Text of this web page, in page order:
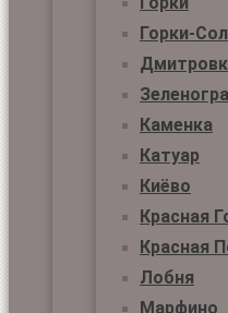
Горки-
Каменка
Катуар
Киёво
Красная
Красная
Лобня
Марфино